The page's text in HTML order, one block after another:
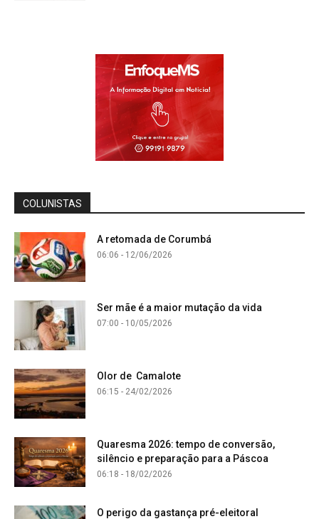
COLUNISTAS
A retomada de Corumbá
06:06 - 12/06/2026
Ser mãe é a maior mutação da vida
07:00 - 10/05/2026
Olor de Camalote
06:15 - 24/02/2026
Quaresma 2026: tempo de conversão,
silêncio e preparação para a Páscoa
06:18 - 18/02/2026
O perigo da gastança pré-eleitoral